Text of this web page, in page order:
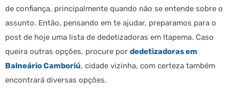
de confiança, principalmente quando não se entende sobre o
assunto. Então, pensando em te ajudar, preparamos para o
post de hoje uma lista de dedetizadoras em Itapema. Caso
queira outras opções, procure por dedetizadoras em
Balneário Camboriú, cidade vizinha, com certeza também
encontrará diversas opções.